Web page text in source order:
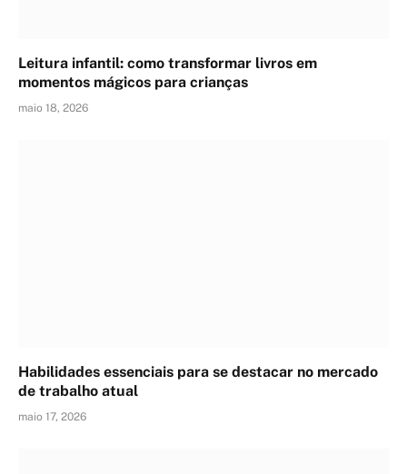
Leitura infantil: como transformar livros em
momentos mágicos para crianças
maio 18, 2026
Habilidades essenciais para se destacar no mercado
de trabalho atual
maio 17, 2026